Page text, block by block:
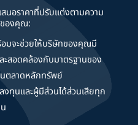
สนอราคาที่ปรับแต่งตามความ
องคุณ:
มจะช่วยให้บริษัทของคุณมี
สอดคล้องกับมาตรฐานของ
ตลาดหลักทรัพย์
งทุนและผู้มีส่วนได้ส่วนเสียทุก